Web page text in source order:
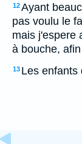
12Ayant
pas voulu le
mais j'espere
à bouche,
13 Les enfants